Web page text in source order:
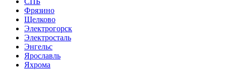
Фрязино
Щелково
Электрогорск
Электросталь
Энгельс
Ярославль
Яхрома